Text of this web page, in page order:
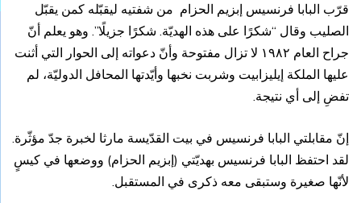
قرّب البابا فرنسيس إبزيم الحزام من شفتيه ليقبّله كمن يقبّل
الصليب وقال “شكرًا على هذه الهديّة. شكرًا جزيلًا”. وهو يعلم أنّ
جراح العام ١٩٨٢ لا تزال مفتوحة وأنّ دعواته إلى الحوار التي أثنت
عليها الملكة إيليزابيت وشربت نخبها وأيّدتها المحافل الدوليّة، لم
تفضِ إلى أي نتيجة.
إنّ مقابلتي البابا فرنسيس في بيت القدّيسة مارثا لخبرة جدّ مؤثّرة.
لقد احتفظ البابا فرنسيس بهديّتي (إبزيم الحزام) ووضعها في كيسٍ
لأنّها صغيرة وستبقى معه ذكرى في المستقبل.